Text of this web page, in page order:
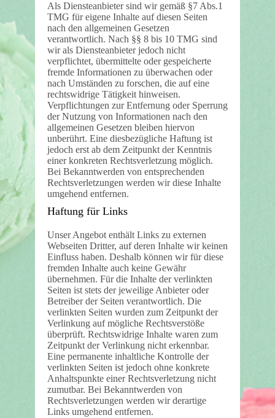
Als Diensteanbieter sind wir gemäß §7 Abs.1
TMG für eigene Inhalte auf diesen Seiten
nach den allgemeinen Gesetzen
verantwortlich. Nach §§ 8 bis 10 TMG sind
wir als Diensteanbieter jedoch nicht
verpflichtet, übermittelte oder gespeicherte
fremde Informationen zu überwachen oder
nach Umständen zu forschen, die auf eine
rechtswidrige Tätigkeit hinweisen.
Verpflichtungen zur Entfernung oder Sperrung
der Nutzung von Informationen nach den
allgemeinen Gesetzen bleiben hiervon
unberührt. Eine diesbezügliche Haftung ist
jedoch erst ab dem Zeitpunkt der Kenntnis
einer konkreten Rechtsverletzung möglich.
Bei Bekanntwerden von entsprechenden
Rechtsverletzungen werden wir diese Inhalte
umgehend entfernen.
Haftung für Links
Unser Angebot enthält Links zu externen
Webseiten Dritter, auf deren Inhalte wir keinen
Einfluss haben. Deshalb können wir für diese
fremden Inhalte auch keine Gewähr
übernehmen. Für die Inhalte der verlinkten
Seiten ist stets der jeweilige Anbieter oder
Betreiber der Seiten verantwortlich. Die
verlinkten Seiten wurden zum Zeitpunkt der
Verlinkung auf mögliche Rechtsverstöße
überprüft. Rechtswidrige Inhalte waren zum
Zeitpunkt der Verlinkung nicht erkennbar.
Eine permanente inhaltliche Kontrolle der
verlinkten Seiten ist jedoch ohne konkrete
Anhaltspunkte einer Rechtsverletzung nicht
zumutbar. Bei Bekanntwerden von
Rechtsverletzungen werden wir derartige
Links umgehend entfernen.